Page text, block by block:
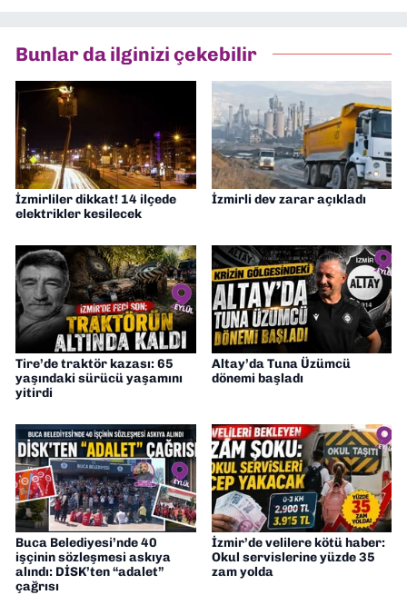
Müdürü” olarak görev almaktayım. Hak
odaklı haberciliğe dair çalışmalar
Bunlar da ilginizi çekebilir
İzmirliler dikkat! 14 ilçede
elektrikler kesilecek
İzmirli dev zarar açıkladı
Tire’de traktör kazası: 65
yaşındaki sürücü yaşamını
yitirdi
Altay’da Tuna Üzümcü
dönemi başladı
Buca Belediyesi’nde 40
işçinin sözleşmesi askıya
alındı: DİSK’ten “adalet”
çağrısı
İzmir’de velilere kötü haber:
Okul servislerine yüzde 35
zam yolda